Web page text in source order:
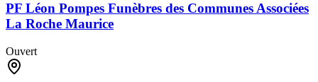
PF Léon Pompes Funèbres des Communes Associées
La Roche Maurice
Ouvert